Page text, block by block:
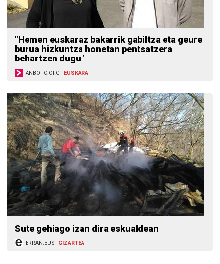
"Hemen euskaraz bakarrik gabiltza eta geure
burua hizkuntza honetan pentsatzera
behartzen dugu"
ANBOTO.ORG EUSKARA
Sute gehiago izan dira eskualdean
ERRAN.EUS GIZARTEA